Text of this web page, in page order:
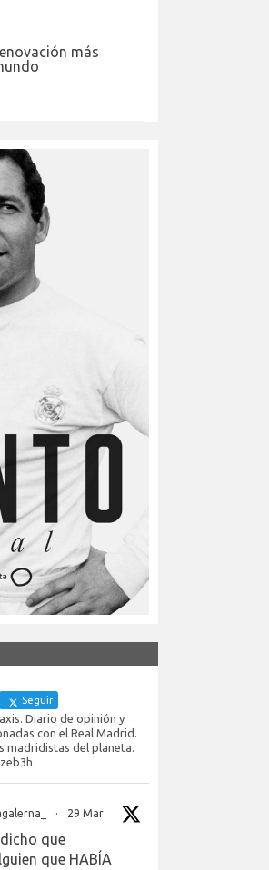
más
Seguir
Diario de opinión y
con el Real Madrid.
madridistas del planeta.
· 29 Mar
que
que HABÍA